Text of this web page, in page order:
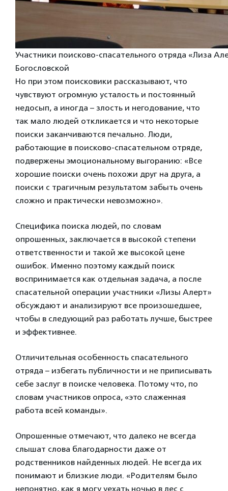
Участники поисково-спасательного отряда «Лиза
Богословской
Но при этом поисковики рассказывают, что
чувствуют огромную усталость и постоянный
недосып, а иногда – злость и негодование, что
так мало людей откликается и что некоторые
поиски заканчиваются печально. Люди,
работающие в поисково-спасательном отряде,
подвержены эмоциональному выгоранию: «Все
хорошие поиски очень похожи друг на друга, а
поиски с трагичным результатом забыть очень
сложно и практически невозможно».
Специфика поиска людей, по словам
опрошенных, заключается в высокой степени
ответственности и такой же высокой цене
ошибок. Именно поэтому каждый поиск
воспринимается как отдельная задача, а после
спасательной операции участники «Лизы Алерт»
обсуждают и анализируют все произошедшее,
чтобы в следующий раз работать лучше, быстрее
и эффективнее.
Отличительная особенность спасательного
отряда – избегать публичности и не приписывать
себе заслуг в поиске человека. Потому что, по
словам участников опроса, «это слаженная
работа всей команды».
Опрошенные отмечают, что далеко не всегда
слышат слова благодарности даже от
родственников найденных людей. Не всегда их
понимают и близкие люди. «Родителям было
непонятно, как я могу уехать ночью в лес с